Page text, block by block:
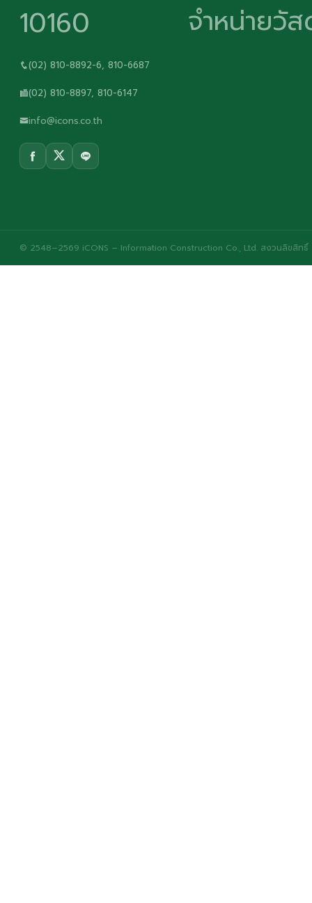
10160
(02) 810-8892-6, 810-6687
(02) 810-8897, 810-6147
info@icons.co.th
จำหน่ายวั
© 2548–2569 iCONS – Information Construction Co., Ltd. สงวนลิขสิทธิ์